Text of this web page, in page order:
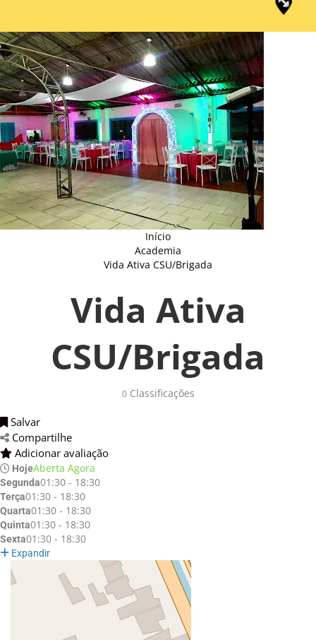
Início
Academia
Vida Ativa CSU/Brigada
Vida Ativa
CSU/Brigada
0Classificações
Salvar
Compartilhe
Adicionar avaliação
HojeAberta Agora
Segunda01:30 - 18:30
Terça01:30 - 18:30
Quarta01:30 - 18:30
Quinta01:30 - 18:30
Sexta01:30 - 18:30
Expandir